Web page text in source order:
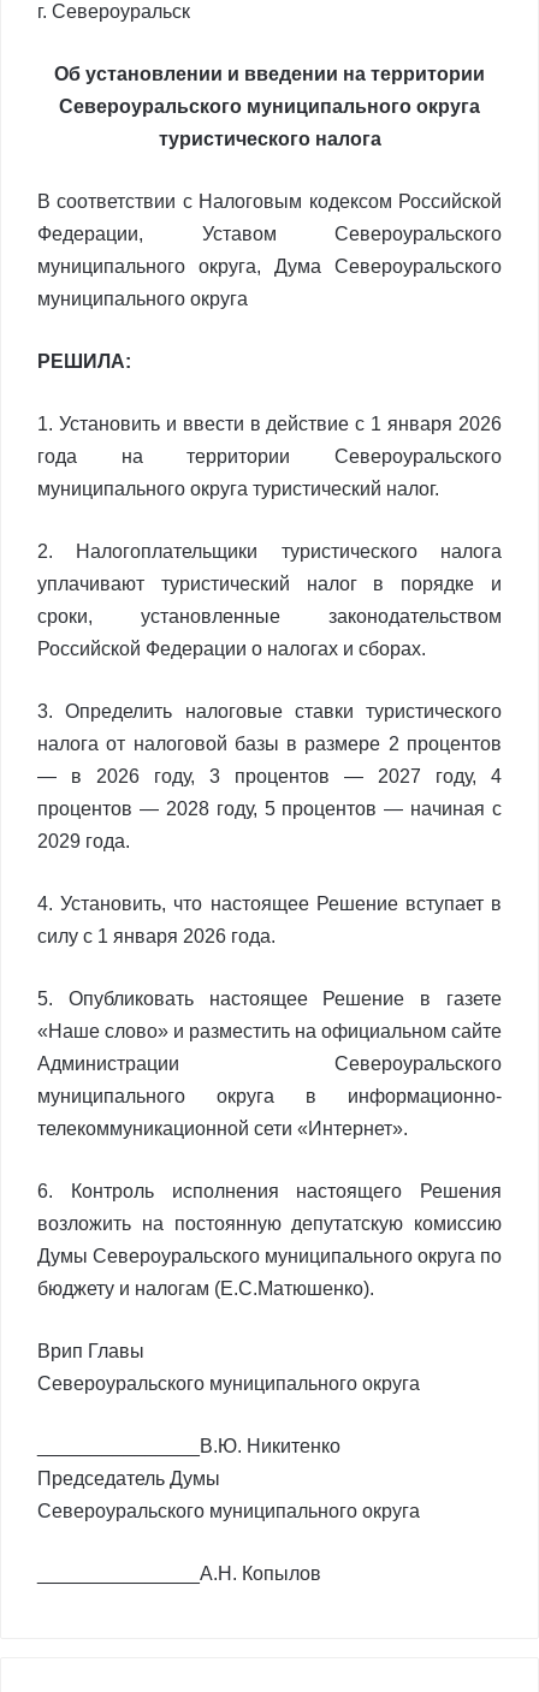
г. Североуральск
Об установлении и введении на территории
Североуральского муниципального округа
туристического налога
В соответствии с Налоговым кодексом Российской
Федерации, Уставом Североуральского
муниципального округа, Дума Североуральского
муниципального округа
РЕШИЛА:
1. Установить и ввести в действие с 1 января 2026
года на территории Североуральского
муниципального округа туристический налог.
2. Налогоплательщики туристического налога
уплачивают туристический налог в порядке и
сроки, установленные законодательством
Российской Федерации о налогах и сборах.
3. Определить налоговые ставки туристического
налога от налоговой базы в размере 2 процентов
— в 2026 году, 3 процентов — 2027 году, 4
процентов — 2028 году, 5 процентов — начиная с
2029 года.
4. Установить, что настоящее Решение вступает в
силу с 1 января 2026 года.
5. Опубликовать настоящее Решение в газете
«Наше слово» и разместить на официальном сайте
Администрации Североуральского
муниципального округа в информационно-
телекоммуникационной сети «Интернет».
6. Контроль исполнения настоящего Решения
возложить на постоянную депутатскую комиссию
Думы Североуральского муниципального округа по
бюджету и налогам (Е.С.Матюшенко).
Врип Главы
Североуральского муниципального округа
_______________В.Ю. Никитенко
Председатель Думы
Североуральского муниципального округа
_______________А.Н. Копылов